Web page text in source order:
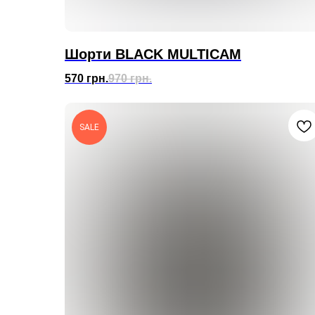
Шорти BLACK MULTICAM
570 грн.970 грн.
SALE